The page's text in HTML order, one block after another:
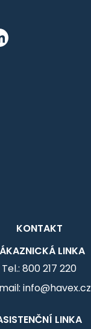
KONTAKT
LINKA
Tel.: 800 217 220
info@havex.cz
LINKA